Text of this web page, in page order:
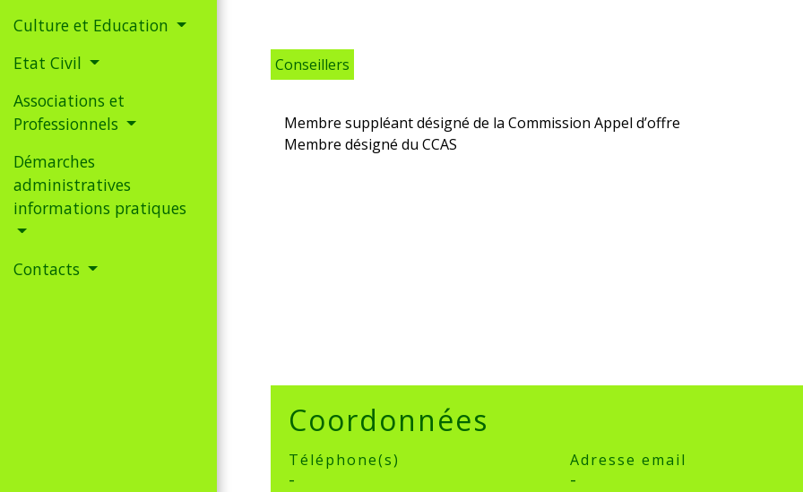
Culture et Education
Etat Civil
Associations et
Professionnels
Démarches
administratives
informations pratiques
Contacts
Conseillers
Membre suppléant désigné de la Commission Appel d’offre
Membre désigné du CCAS
Coordonnées
Téléphone(s)
-
Adresse email
-